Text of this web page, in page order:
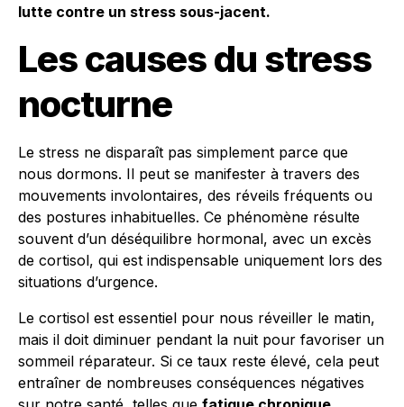
lutte contre un stress sous-jacent.
Les causes du stress
nocturne
Le stress ne disparaît pas simplement parce que
nous dormons. Il peut se manifester à travers des
mouvements involontaires, des réveils fréquents ou
des postures inhabituelles. Ce phénomène résulte
souvent d’un déséquilibre hormonal, avec un excès
de cortisol, qui est indispensable uniquement lors des
situations d’urgence.
Le cortisol est essentiel pour nous réveiller le matin,
mais il doit diminuer pendant la nuit pour favoriser un
sommeil réparateur. Si ce taux reste élevé, cela peut
entraîner de nombreuses conséquences négatives